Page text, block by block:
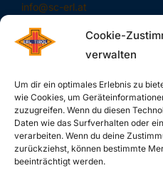
Cookie-
verwalten
Um dir ein optimales Erlebnis zu
wie Cookies, um
zuzugreifen. Wenn du diesen
Daten wie das Surfverhalten oder
verarbeiten. Wenn du deine
zurückziehst, können bestimmte
beeinträchtigt werden.
info@sc-erl.at
SUCHE